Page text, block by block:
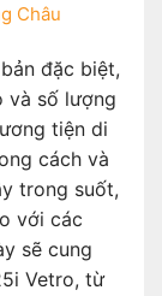
Châu
đặc biệt,
và số lượng
tiện di
cách và
trong suốt,
với các
sẽ cung
Vetro, từ